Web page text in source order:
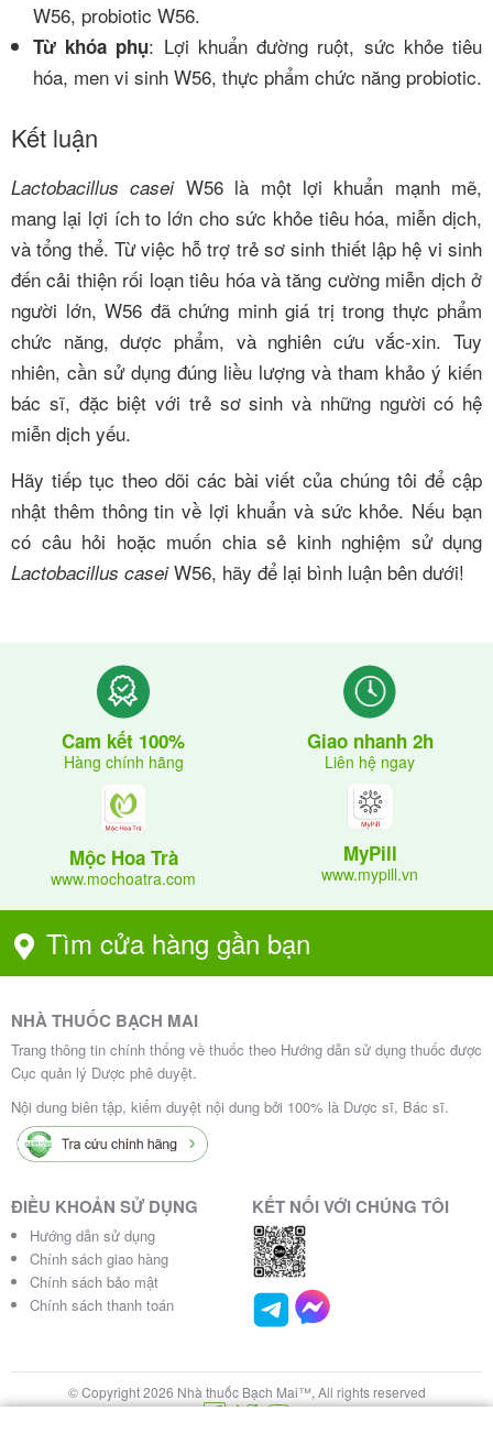
W56, probiotic W56.
Từ khóa phụ: Lợi khuẩn đường ruột, sức khỏe tiêu
hóa, men vi sinh W56, thực phẩm chức năng probiotic.
Kết luận
Lactobacillus caseiW56 là một lợi khuẩn mạnh mẽ,
mang lại lợi ích to lớn cho sức khỏe tiêu hóa, miễn dịch,
và tổng thể. Từ việc hỗ trợ trẻ sơ sinh thiết lập hệ vi sinh
đến cải thiện rối loạn tiêu hóa và tăng cường miễn dịch ở
người lớn, W56 đã chứng minh giá trị trong thực phẩm
chức năng, dược phẩm, và nghiên cứu vắc-xin. Tuy
nhiên, cần sử dụng đúng liều lượng và tham khảo ý kiến
bác sĩ, đặc biệt với trẻ sơ sinh và những người có hệ
miễn dịch yếu.
Hãy tiếp tục theo dõi các bài viết của chúng tôi để cập
nhật thêm thông tin về lợi khuẩn và sức khỏe. Nếu bạn
có câu hỏi hoặc muốn chia sẻ kinh nghiệm sử dụng
Lactobacillus caseiW56, hãy để lại bình luận bên dưới!
Cam kết 100%
Hàng chính hãng
Giao nhanh 2h
Liên hệ ngay
Mộc Hoa Trà
www.mochoatra.com
MyPill
www.mypill.vn
Tìm cửa hàng gần bạn
NHÀ THUỐC BẠCH MAI
Trang thông tin chính thống về thuốc theo Hướng dẫn sử dụng thuốc được
Cục quản lý Dược phê duyệt.
Nội dung biên tập, kiểm duyệt nội dung bởi 100% là Dược sĩ, Bác sĩ.
ĐIỀU KHOẢN SỬ DỤNG
Hướng dẫn sử dụng
Chính sách giao hàng
Chính sách bảo mật
Chính sách thanh toán
KẾT NỐI VỚI CHÚNG TÔI
© Copyright 2026 Nhà thuốc Bạch Mai™, All rights reserved